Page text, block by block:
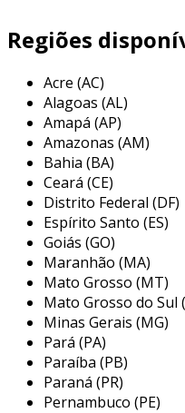
durante a operação.
geralmente composta
como borracha ou
capacidade de distorcer
operação. essa
assegura uma conexão
minimiza o desgaste e
equipamentos conectados.
principais aplicações
acoplamento
os acoplamentos
utilizados em uma
industriais, onde a
absorção de vibrações
encontrados em
Regiões
Acre (AC)
Alagoas (AL)
Amapá (AP)
Amazonas (AM)
Bahia (BA)
Ceará (CE)
Distrito Federal (DF)
Espírito Santo (ES)
Goiás (GO)
Maranhão (MA)
Mato Grosso (MT)
Mato Grosso do Sul
Minas Gerais (MG)
Pará (PA)
Paraíba (PB)
Paraná (PR)
Pernambuco (PE)